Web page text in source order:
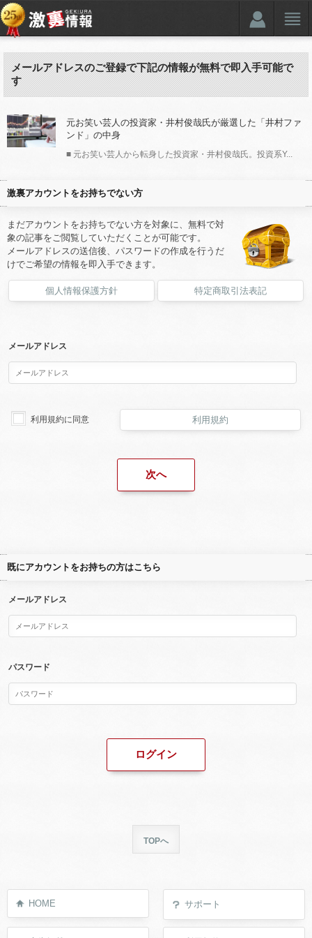
メールアドレスのご登録で下記の情報が無料で即入手可能で
す
元お笑い芸人の投資家・井村俊哉氏が厳選した「井村ファ
ンド」の中身
■ 元お笑い芸人から転身した投資家・井村俊哉氏。投資系Y...
激裏アカウントをお持ちでない方
まだアカウントをお持ちでない方を対象に、無料で対
象の記事をご閲覧していただくことが可能です。
メールアドレスの送信後、パスワードの作成を行うだ
けでご希望の情報を即入手できます。
個人情報保護方針 特定商取引法表記
メールアドレス
利用規約に同意 利用規約
既にアカウントをお持ちの方はこちら
メールアドレス
パスワード
TOPへ
HOME サポート